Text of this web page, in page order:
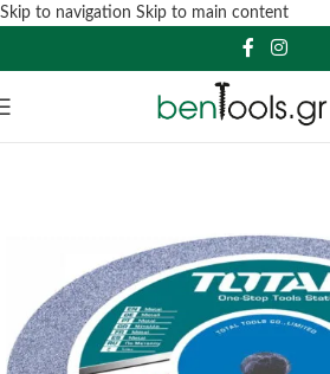
Skip to navigation Skip to main content